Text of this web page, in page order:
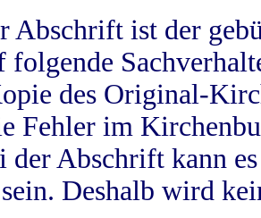
Abschrift ist der
folgende
des Original-
Fehler im
der Abschrift kann
Deshalb wird